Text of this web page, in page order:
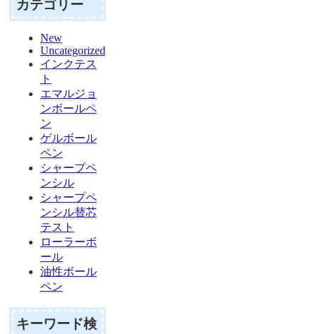
カテゴリー
New
Uncategorized
インクテス
ト
エマルジョ
ンボールペ
ン
ゲルボール
ペン
シャープペ
ンシル
シャープペ
ンシル替芯
テスト
ローラーボ
ール
油性ボール
ペン
キーワード検